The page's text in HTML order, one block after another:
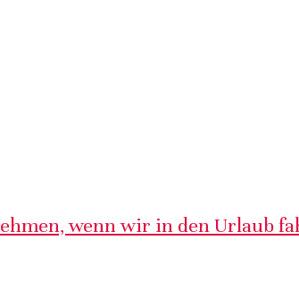
wenn wir in den Urlaub